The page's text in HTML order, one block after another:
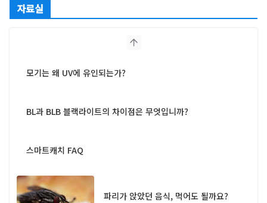
자료실
모기는 왜 UV에 유인되는가?
BL과 BLB 블랙라이트의 차이점은 무엇입니까?
스마트캐치 FAQ
파리가 앉았던 음식, 먹어도 될까요?